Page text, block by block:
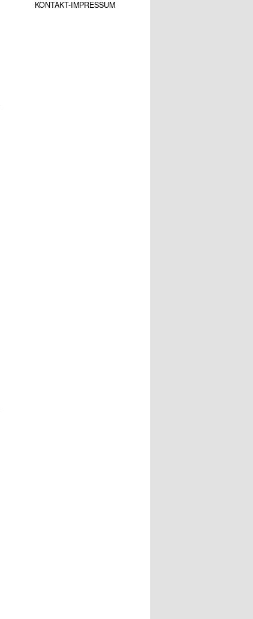
KONTAKT-IMPRESSUM